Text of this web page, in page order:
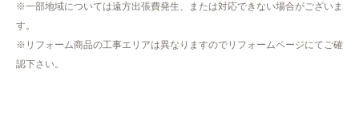
※一部地域については遠方出張費発生、または対応できない場合がございま
す。
※リフォーム商品の工事エリアは異なりますのでリフォームページにてご確
認下さい。